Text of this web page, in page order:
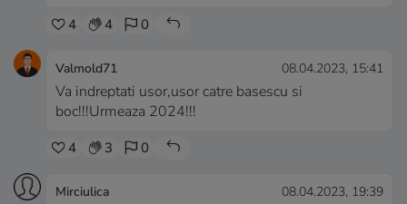
4 4 0
Valmold71 08.04.2023, 15:41
Va indreptati usor,usor catre basescu si
boc!!!Urmeaza 2024!!!
4 3 0
Mirciulica 08.04.2023, 19:39